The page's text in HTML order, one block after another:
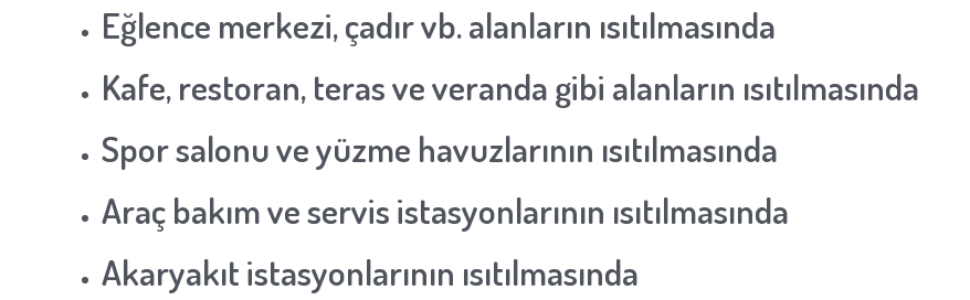
Eğlence merkezi, çadır vb. alanların ısıtılmasında
Kafe, restoran, teras ve veranda gibi alanların ısıtılmasında
Spor salonu ve yüzme havuzlarının ısıtılmasında
Araç bakım ve servis istasyonlarının ısıtılmasında
Akaryakıt istasyonlarının ısıtılmasında